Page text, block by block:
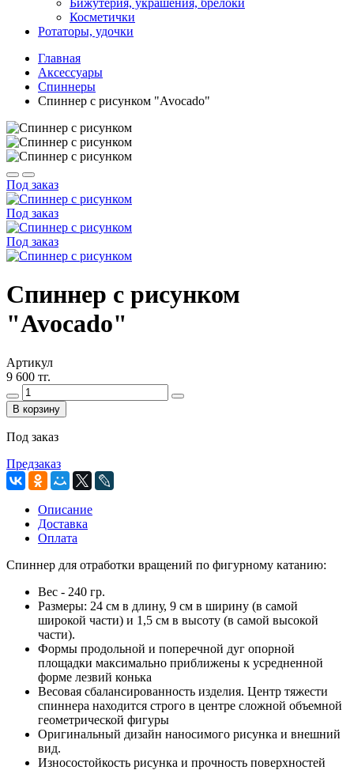
Бижутерия, украшения, брелоки
Косметички
Ротаторы, удочки
Главная
Аксессуары
Спиннеры
Спиннер с рисунком "Avocado"
Под заказ
Под заказ
Под заказ
Спиннер с рисунком
"Avocado"
Артикул
9 600 тг.
В корзину
Под заказ
Предзаказ
Описание
Доставка
Оплата
Спиннер для отработки вращений по фигурному катанию:
Вес - 240 гр.
Размеры: 24 см в длину, 9 см в ширину (в самой
широкой части) и 1,5 см в высоту (в самой высокой
части).
Формы продольной и поперечной дуг опорной
площадки максимально приближены к усредненной
форме лезвий конька
Весовая сбалансированность изделия. Центр тяжести
спиннера находится строго в центре сложной объемной
геометрической фигуры
Оригинальный дизайн наносимого рисунка и внешний
вид.
Износостойкость рисунка и прочность поверхностей